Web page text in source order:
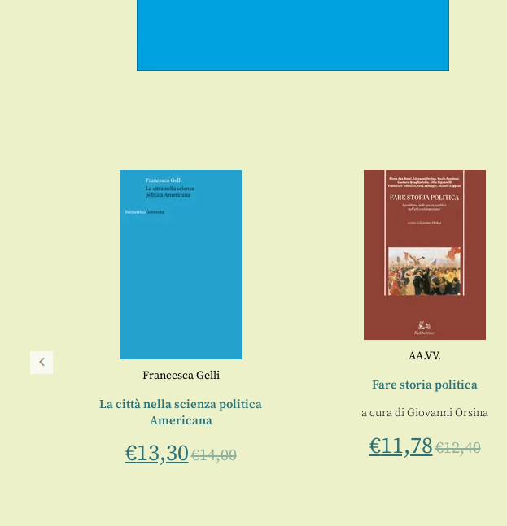
Francesca Gelli
La città nella scienza politica
Americana
€13,30€14,00
AA.VV.
Fare storia politica
a cura diGiovanni Orsina
€11,78€12,40